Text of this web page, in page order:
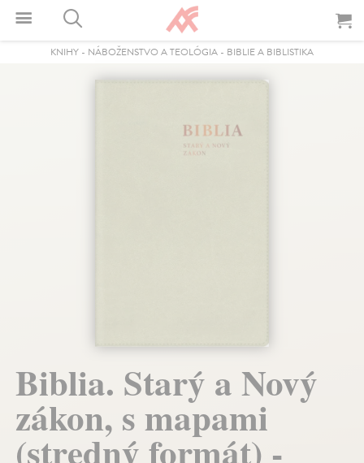
KNIHY - NÁBOŽENSTVO A TEOLÓGIA - BIBLIE A BIBLISTIKA
Biblia. Starý a Nový
zákon, s mapami
(stredný formát) -